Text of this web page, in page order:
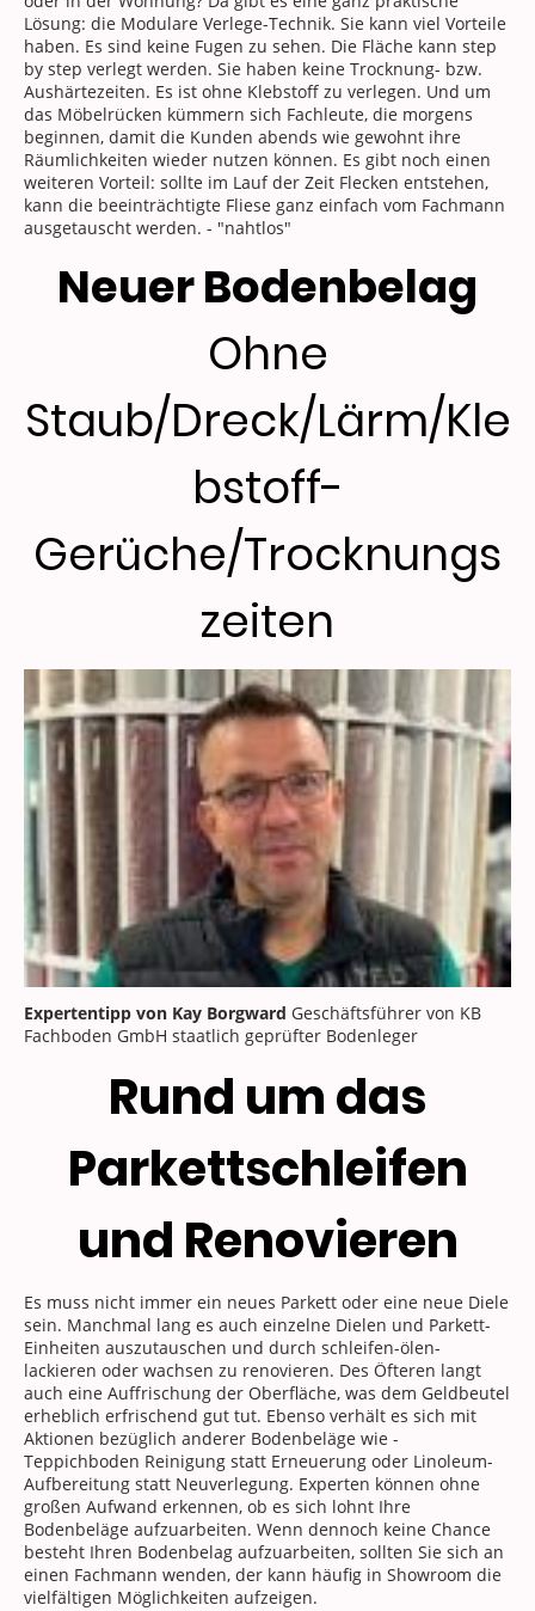
Lösung: die Modulare Verlege-Technik. Sie kann viel Vorteile
haben. Es sind keine Fugen zu sehen. Die Fläche kann step
by step verlegt werden. Sie haben keine Trocknung- bzw.
Aushärtezeiten. Es ist ohne Klebstoff zu verlegen. Und um
das Möbelrücken kümmern sich Fachleute, die morgens
beginnen, damit die Kunden abends wie gewohnt ihre
Räumlichkeiten wieder nutzen können. Es gibt noch einen
weiteren Vorteil: sollte im Lauf der Zeit Flecken entstehen,
kann die beeinträchtigte Fliese ganz einfach vom Fachmann
ausgetauscht werden. - "nahtlos"
Neuer Bodenbelag
Ohne
Staub/Dreck/Lärm/Kle
bstoff-
Gerüche/Trocknungs
zeiten
Expertentipp von Kay Borgward Geschäftsführer von KB
Fachboden GmbH staatlich geprüfter Bodenleger
Rund um das
Parkettschleifen
und Renovieren
Es muss nicht immer ein neues Parkett oder eine neue Diele
sein. Manchmal lang es auch einzelne Dielen und Parkett-
Einheiten auszutauschen und durch schleifen-ölen-
lackieren oder wachsen zu renovieren. Des Öfteren langt
auch eine Auffrischung der Oberfläche, was dem Geldbeutel
erheblich erfrischend gut tut. Ebenso verhält es sich mit
Aktionen bezüglich anderer Bodenbeläge wie -
Teppichboden Reinigung statt Erneuerung oder Linoleum-
Aufbereitung statt Neuverlegung. Experten können ohne
großen Aufwand erkennen, ob es sich lohnt Ihre
Bodenbeläge aufzuarbeiten. Wenn dennoch keine Chance
besteht Ihren Bodenbelag aufzuarbeiten, sollten Sie sich an
einen Fachmann wenden, der kann häufig in Showroom die
vielfältigen Möglichkeiten aufzeigen.